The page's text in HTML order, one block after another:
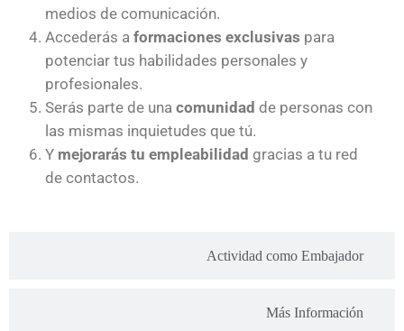
Actividad como Embajador
Más Información
medios de comunicación.
Accederás a formaciones exclusivas para
potenciar tus habilidades personales y
profesionales.
Serás parte de una comunidad de personas con
las mismas inquietudes que tú.
Y mejorarás tu empleabilidad gracias a tu red
de contactos.